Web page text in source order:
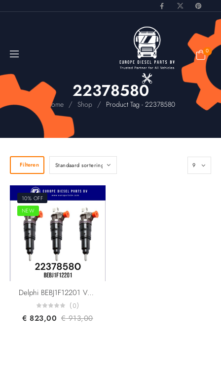
0
22378580
Home / Shop / Product Tag - 22378580
Filteren
10% OFF
NEW
Delphi BEBJ1F12201 Volvo Trucks 22378580 22726637 85150350 For HDE11 Engine F2E Non-Pumping Smart Injector Euro 6
(0)
€ 823,00 €913,00